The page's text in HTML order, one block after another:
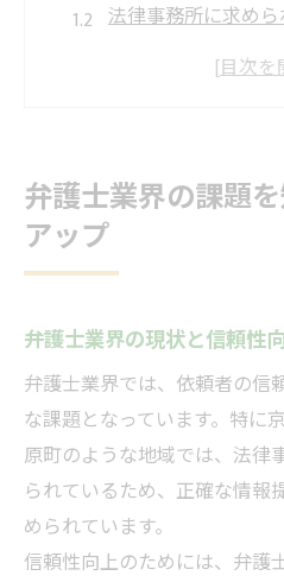
法律事務所に求め
弁護士の費用対効
信頼性を重視した弁護
信頼できる弁護士
費用対効果を重視し
較
専門分野や経験年
悪評リスクを回避
術
京都府京都市綴喜郡宇治
コツ
弁護士業界の課題
アップ
弁護士業界の現状と信頼性
弁護士業界では、依頼者の信
な課題となっています。特に
原町のような地域では、法律
られているため、正確な情報
められています。
信頼性向上のためには、弁護